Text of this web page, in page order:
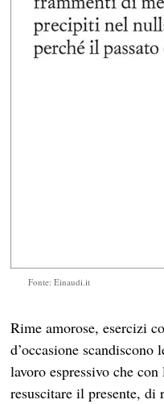
Fonte: Einaudi.it
Rime amorose, esercizi
d’occasione
lavoro espressivo che
resuscitare il presente, di